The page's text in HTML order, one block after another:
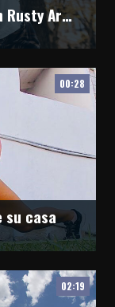
Ornella Pellizzari se suma al team Rusty Argentina: "super motivada por esta oportunidad"
00:28
su casa
02:19